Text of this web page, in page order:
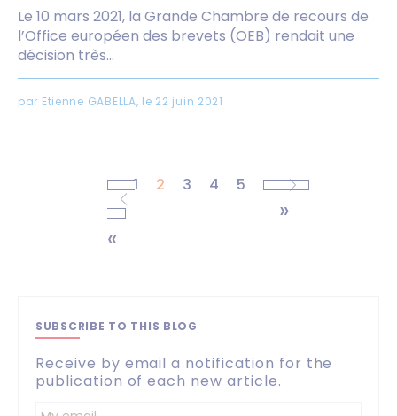
Le 10 mars 2021, la Grande Chambre de recours de
l’Office européen des brevets (OEB) rendait une
décision très...
par Etienne GABELLA, le 22 juin 2021
1 2 3 4 5
SUBSCRIBE TO THIS BLOG
Receive by email a notification for the
publication of each new article.